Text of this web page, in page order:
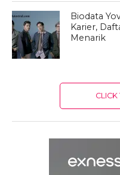
Biodata
Karier,
Menarik